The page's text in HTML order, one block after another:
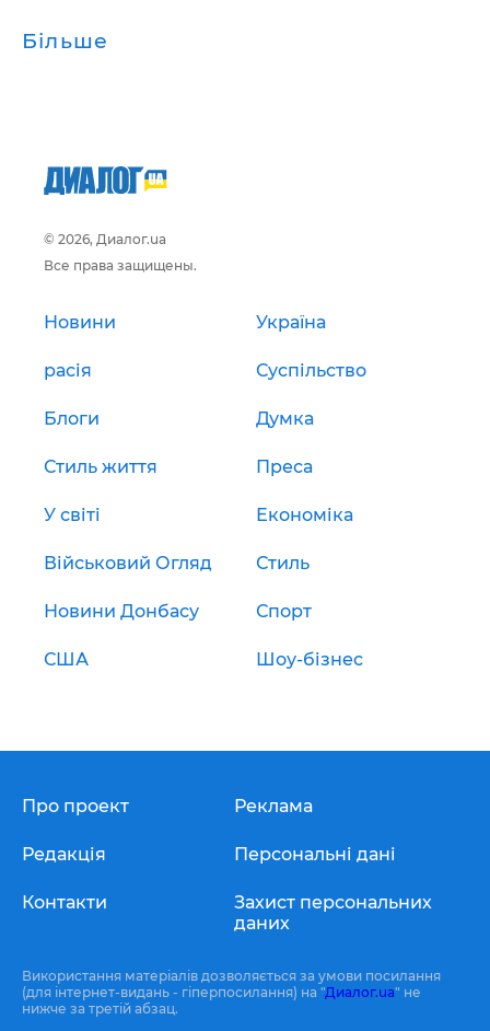
Більше
© 2026, Диалог.ua
Все права защищены.
Новини Україна
расія Суспільство
Блоги Думка
Стиль життя Преса
У світі Економіка
Військовий Огляд Стиль
Новини Донбасу Спорт
США Шоу-бізнес
Про проект
Редакція
Контакти
Реклама
Персональні дані
Захист персональних
даних
Використання матеріалів дозволяється за умови посилання
(для інтернет-видань - гіперпосилання) на "Диалог.ua" не
нижче за третій абзац.